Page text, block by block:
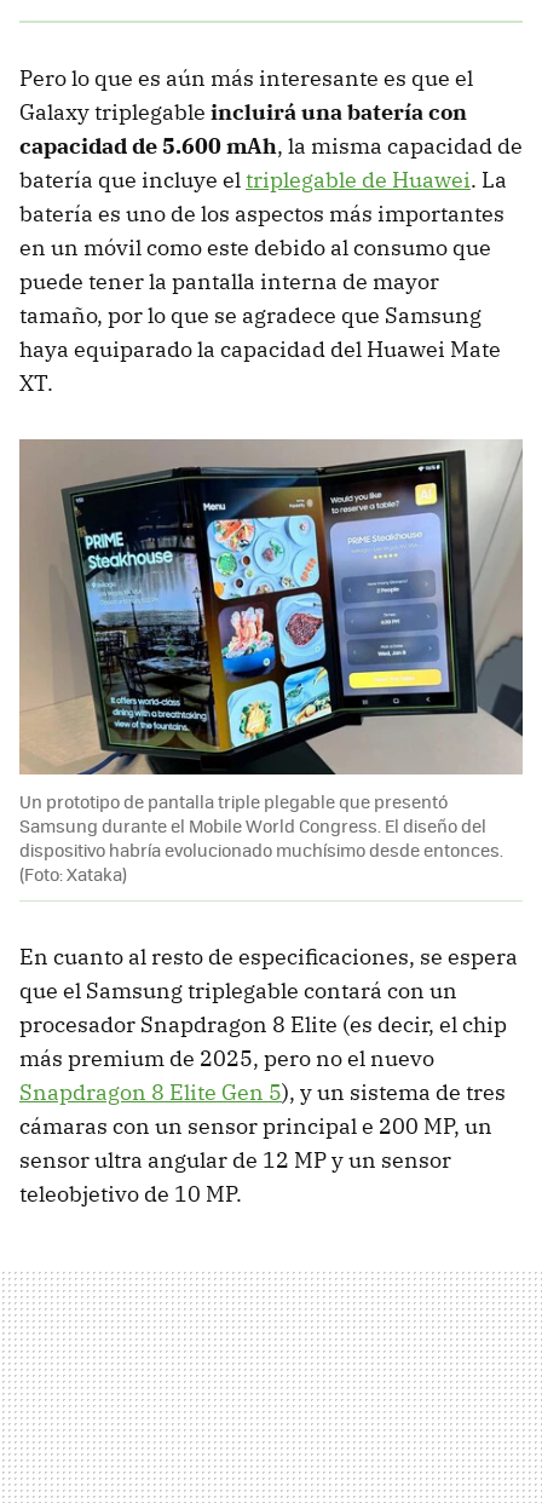
Pero lo que es aún más interesante es que el
Galaxy triplegable incluirá una batería con
capacidad de 5.600 mAh, la misma capacidad de
batería que incluye eltriplegable de Huawei. La
batería es uno de los aspectos más importantes
en un móvil como este debido al consumo que
puede tener la pantalla interna de mayor
tamaño, por lo que se agradece que Samsung
haya equiparado la capacidad del Huawei Mate
XT.
Un prototipo de pantalla triple plegable que presentó
Samsung durante el Mobile World Congress. El diseño del
dispositivo habría evolucionado muchísimo desde entonces.
(Foto: Xataka)
En cuanto al resto de especificaciones, se espera
que el Samsung triplegable contará con un
procesador Snapdragon 8 Elite (es decir, el chip
más premium de 2025, pero no el nuevo
Snapdragon 8 Elite Gen 5), y un sistema de tres
cámaras con un sensor principal e 200 MP, un
sensor ultra angular de 12 MP y un sensor
teleobjetivo de 10 MP.